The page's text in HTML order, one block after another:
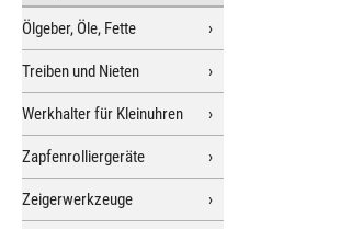
Ölgeber, Öle, Fette
Treiben und Nieten
Werkhalter für Kleinuhren
Zapfenrolliergeräte
Zeigerwerkzeuge